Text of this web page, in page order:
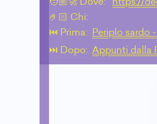
🧑🏼‍🚀 Dove:
https://
🤌🏻 Chi:
⏮️ Prima:
Periplo sardo
⏭️ Dopo: Appunti dalla